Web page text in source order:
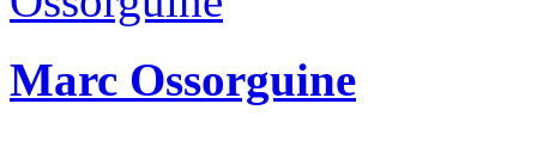
Marc Ossorguine